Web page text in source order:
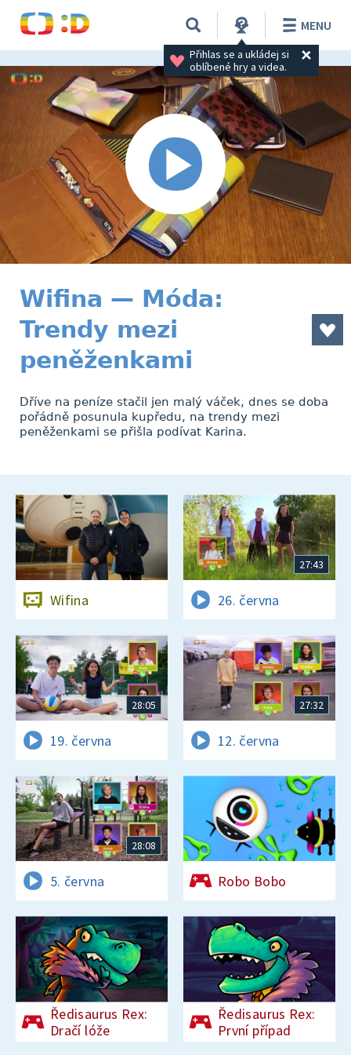
Přihlas se a ukládej si
oblíbené hry a videa.
MENU
Wifina — Móda:
Trendy mezi
peněženkami
Dříve na peníze stačil jen malý váček, dnes se doba
pořádně posunula kupředu, na trendy mezi
peněženkami se přišla podívat Karina.
Wifina
27:43
26. června
28:05
19. června
27:32
12. června
28:08
5. června Robo Bobo
Ředisaurus Rex:
Dračí lóže
Ředisaurus Rex:
První případ